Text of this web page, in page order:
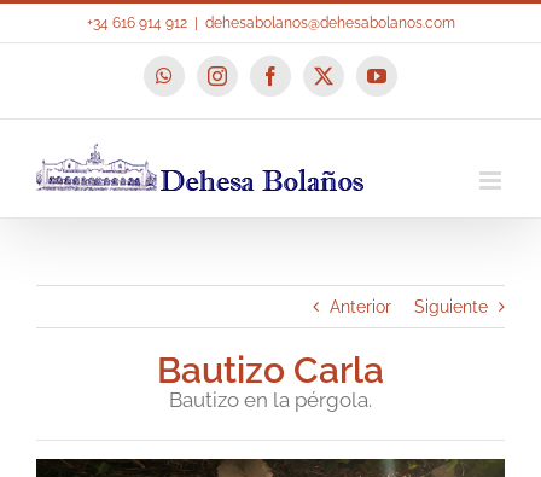
+34 616 914 912 dehesabolanos@dehesabolanos.com
WhatsAppInstagramFacebook
X YouTube
Anterior Siguiente
Bautizo Carla
Bautizo en la pérgola.